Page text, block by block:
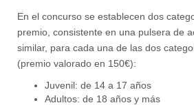
En el concurso se establecen dos
premio, consistente en una pulsera de
similar, para cada una de las dos
(premio valorado en 150€):
Juvenil: de 14 a 17 años
Adultos: de 18 años y más